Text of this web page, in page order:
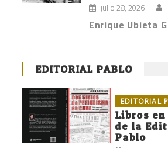
julio 28, 2026
Enrique Ubieta
EDITORIAL PABLO
EDITORIAL
Libros
de la
Pablo